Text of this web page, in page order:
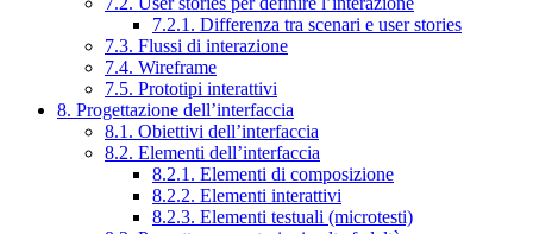
7.2.1. Differenza tra scenari e user stories
7.3. Flussi di interazione
7.4. Wireframe
7.5. Prototipi interattivi
8. Progettazione dell’interfaccia
8.1. Obiettivi dell’interfaccia
8.2. Elementi dell’interfaccia
8.2.1. Elementi di composizione
8.2.2. Elementi interattivi
8.2.3. Elementi testuali (microtesti)